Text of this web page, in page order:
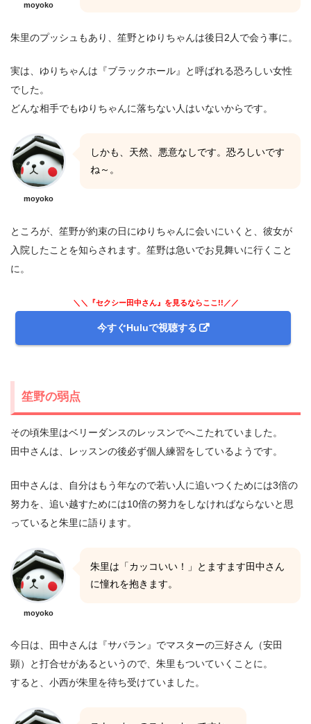
moyoko
朱里のプッシュもあり、笙野とゆりちゃんは後日2人で会う事に。
実は、ゆりちゃんは『ブラックホール』と呼ばれる恐ろしい女性
でした。
どんな相手でもゆりちゃんに落ちない人はいないからです。
moyoko
しかも、天然、悪意なしです。恐ろしいです
ね～。
ところが、笙野が約束の日にゆりちゃんに会いにいくと、彼女が
入院したことを知らされます。笙野は急いでお見舞いに行くこと
に。
＼＼『セクシー田中さん』を見るならここ!!／／
今すぐHuluで視聴する
笙野の弱点
その頃朱里はベリーダンスのレッスンでへこたれていました。
田中さんは、レッスンの後必ず個人練習をしているようです。
田中さんは、自分はもう年なので若い人に追いつくためには3倍の
努力を、追い越すためには10倍の努力をしなければならないと思
っていると朱里に語ります。
moyoko
朱里は「カッコいい！」とますます田中さん
に憧れを抱きます。
今日は、田中さんは『サバラン』でマスターの三好さん（安田
顕）と打合せがあるというので、朱里もついていくことに。
すると、小西が朱里を待ち受けていました。